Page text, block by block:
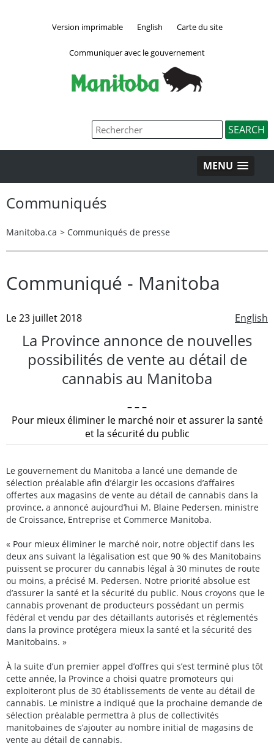
Version imprimable English Carte du site
Communiquer avec le gouvernement
MENU
Communiqués
Manitoba.ca > Communiqués de presse
Communiqué - Manitoba
English
Le 23 juillet 2018
La Province annonce de nouvelles
possibilités de vente au détail de
cannabis au Manitoba
– – –
Pour mieux éliminer le marché noir et assurer la santé
et la sécurité du public
Le gouvernement du Manitoba a lancé une demande de
sélection préalable afin d’élargir les occasions d’affaires
offertes aux magasins de vente au détail de cannabis dans la
province, a annoncé aujourd’hui M. Blaine Pedersen, ministre
de Croissance, Entreprise et Commerce Manitoba.
« Pour mieux éliminer le marché noir, notre objectif dans les
deux ans suivant la légalisation est que 90 % des Manitobains
puissent se procurer du cannabis légal à 30 minutes de route
ou moins, a précisé M. Pedersen. Notre priorité absolue est
d’assurer la santé et la sécurité du public. Nous croyons que le
cannabis provenant de producteurs possédant un permis
fédéral et vendu par des détaillants autorisés et réglementés
dans la province protégera mieux la santé et la sécurité des
Manitobains. »
À la suite d’un premier appel d’offres qui s’est terminé plus tôt
cette année, la Province a choisi quatre promoteurs qui
exploiteront plus de 30 établissements de vente au détail de
cannabis. Le ministre a indiqué que la prochaine demande de
sélection préalable permettra à plus de collectivités
manitobaines de s’ajouter au nombre initial de magasins de
vente au détail de cannabis.